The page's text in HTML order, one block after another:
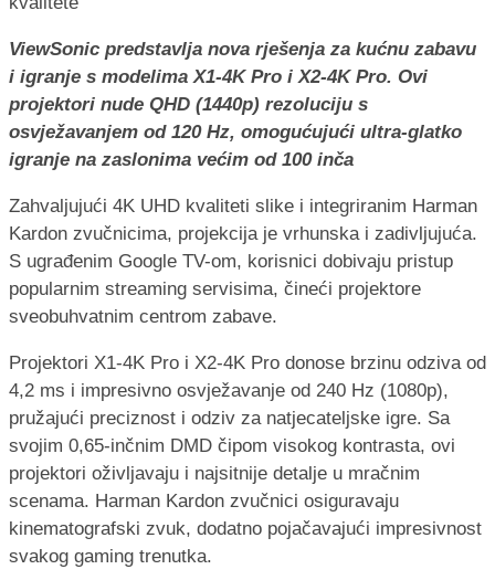
ViewSonic predstavlja nova rješenja za kućnu zabavu
i igranje s modelima X1-4K Pro i X2-4K Pro. Ovi
projektori nude QHD (1440p) rezoluciju s
osvježavanjem od 120 Hz, omogućujući ultra-glatko
igranje na zaslonima većim od 100 inča
Zahvaljujući 4K UHD kvaliteti slike i integriranim Harman
Kardon zvučnicima, projekcija je vrhunska i zadivljujuća.
S ugrađenim Google TV-om, korisnici dobivaju pristup
popularnim streaming servisima, čineći projektore
sveobuhvatnim centrom zabave.
Projektori X1-4K Pro i X2-4K Pro donose brzinu odziva od
4,2 ms i impresivno osvježavanje od 240 Hz (1080p),
pružajući preciznost i odziv za natjecateljske igre. Sa
svojim 0,65-inčnim DMD čipom visokog kontrasta, ovi
projektori oživljavaju i najsitnije detalje u mračnim
scenama. Harman Kardon zvučnici osiguravaju
kinematografski zvuk, dodatno pojačavajući impresivnost
svakog gaming trenutka.